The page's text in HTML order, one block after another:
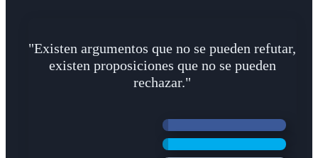
"Existen argumentos que no se pueden refutar,
existen proposiciones que no se pueden
rechazar."